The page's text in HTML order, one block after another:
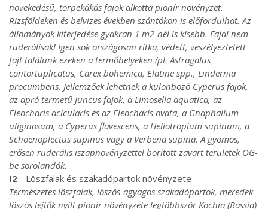
növekedésű, törpekákás fajok alkotta pionír növényzet.
Rizsföldeken és belvizes években szántókon is előfordulhat. Az
állományok kiterjedése gyakran 1 m2-nél is kisebb. Fajai nem
ruderálisak! Igen sok országosan ritka, védett, veszélyeztetett
fajt találunk ezeken a termőhelyeken (pl. Astragalus
contortuplicatus, Carex bohemica, Elatine spp., Lindernia
procumbens. Jellemzőek lehetnek a különböző Cyperus fajok,
az apró termetű Juncus fajok, a Limosella aquatica, az
Eleocharis acicularis és az Eleocharis ovata, a Gnaphalium
uliginosum, a Cyperus flavescens, a Heliotropium supinum, a
Schoenoplectus supinus vagy a Verbena supina. A gyomos,
erősen ruderális iszapnövényzettel borított zavart területek OG-
be sorolandók.
I2 - Löszfalak és szakadópartok növényzete
Természetes löszfalak, löszös-agyagos szakadópartok, meredek
löszös lejtők nyílt pionír növényzete legtöbbször Kochia (Bassia)